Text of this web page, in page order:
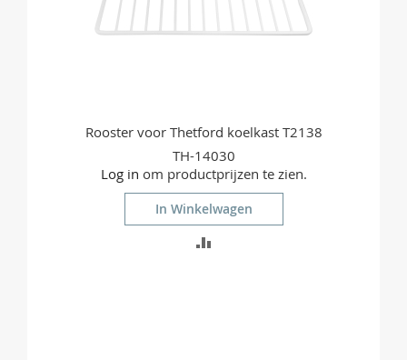
Rooster voor Thetford koelkast T2138
TH-14030
Log in om productprijzen te zien.
In Winkelwagen